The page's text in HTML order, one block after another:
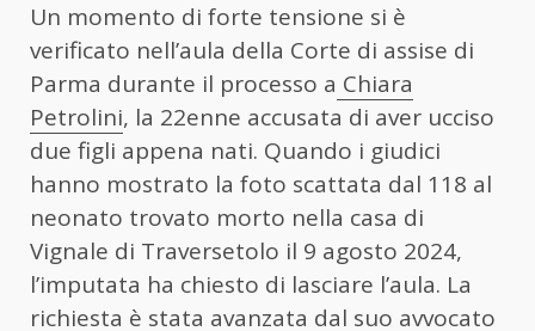
Un momento di forte tensione si è
verificato nell’aula della Corte di assise di
Parma durante il processo a Chiara
Petrolini, la 22enne accusata di aver ucciso
due figli appena nati. Quando i giudici
hanno mostrato la foto scattata dal 118 al
neonato trovato morto nella casa di
Vignale di Traversetolo il 9 agosto 2024,
l’imputata ha chiesto di lasciare l’aula. La
richiesta è stata avanzata dal suo avvocato